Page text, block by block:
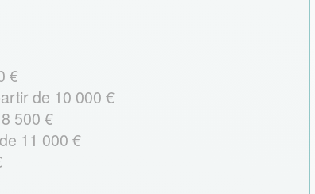
€
de 10 000 €
500 €
11 000 €